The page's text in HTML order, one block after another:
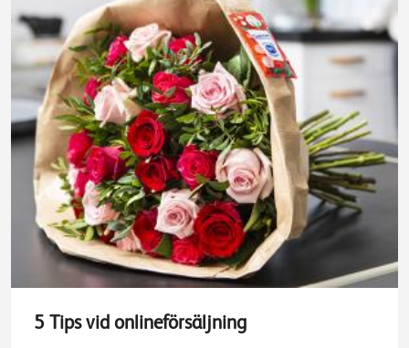
5 Tips vid onlineförsäljning